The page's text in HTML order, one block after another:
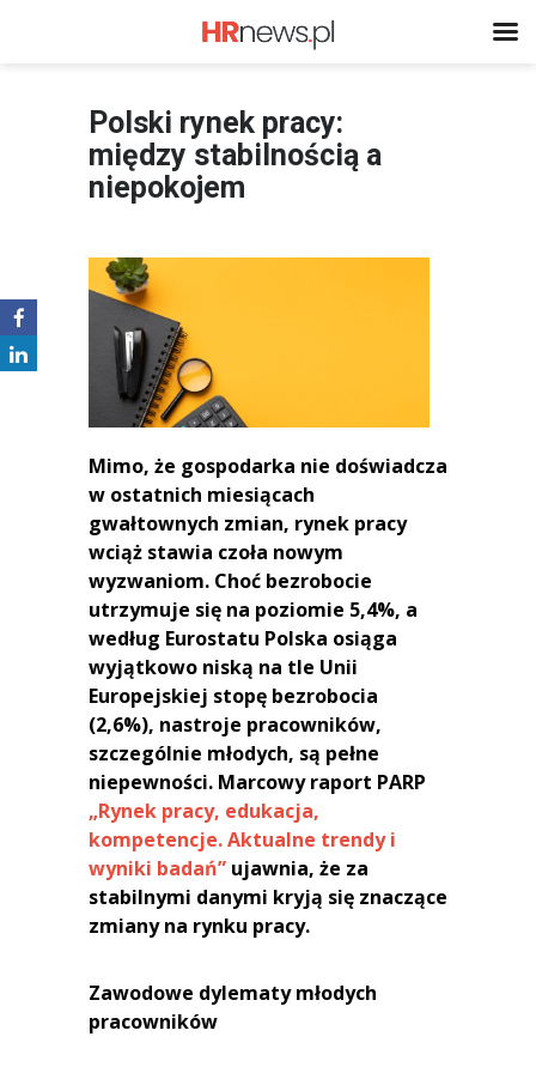
Polski rynek pracy:
między stabilnością a
niepokojem
Mimo, że gospodarka nie doświadcza
w ostatnich miesiącach
gwałtownych zmian, rynek pracy
wciąż stawia czoła nowym
wyzwaniom. Choć bezrobocie
utrzymuje się na poziomie 5,4%, a
według Eurostatu Polska osiąga
wyjątkowo niską na tle Unii
Europejskiej stopę bezrobocia
(2,6%), nastroje pracowników,
szczególnie młodych, są pełne
niepewności. Marcowy raport PARP
„Rynek pracy, edukacja,
kompetencje. Aktualne trendy i
wyniki badań” ujawnia, że za
stabilnymi danymi kryją się znaczące
zmiany na rynku pracy.
Zawodowe dylematy młodych
pracowników